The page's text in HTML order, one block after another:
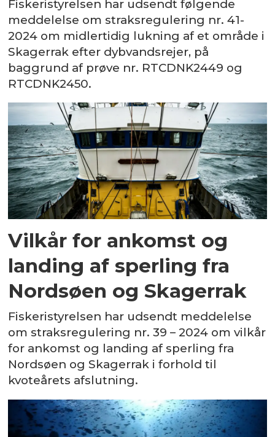
Fiskeristyrelsen har udsendt følgende
meddelelse om straksregulering nr. 41-
2024 om midlertidig lukning af et område i
Skagerrak efter dybvandsrejer, på
baggrund af prøve nr. RTCDNK2449 og
RTCDNK2450.
Vilkår for ankomst og
landing af sperling fra
Nordsøen og Skagerrak
Fiskeristyrelsen har udsendt meddelelse
om straksregulering nr. 39 – 2024 om vilkår
for ankomst og landing af sperling fra
Nordsøen og Skagerrak i forhold til
kvoteårets afslutning.